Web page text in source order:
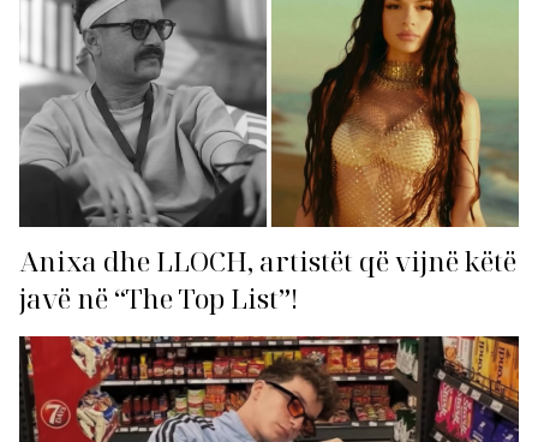
Anixa dhe LLOCH, artistët që vijnë këtë
javë në “The Top List”!